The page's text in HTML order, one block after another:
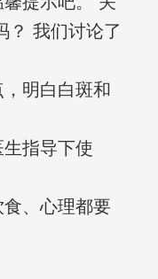
？ 我们讨论了
明白白斑和
指导下使
、心理都要